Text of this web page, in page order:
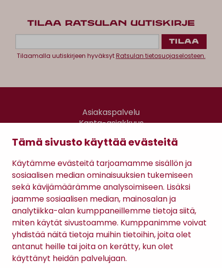
Tämä sivusto käyttää evästeitä
Käytämme evästeitä tarjoamamme sisällön ja
sosiaalisen median ominaisuuksien tukemiseen
sekä kävijämäärämme analysoimiseen. Lisäksi
jaamme sosiaalisen median, mainosalan ja
analytiikka-alan kumppaneillemme tietoja siitä,
miten käytät sivustoamme. Kumppanimme voivat
yhdistää näitä tietoja muihin tietoihin, joita olet
antanut heille tai joita on kerätty, kun olet
käyttänyt heidän palvelujaan.
TILAA RATSULAN UUTISKIRJE
Tilaamalla uutiskirjeen hyväksytRatsulan tietosuojaselosteen.
Asiakaspalvelu
Kanta-asiakkuus
Gomee Ratsula Café
Sopimusehdot
Tietosuojaseloste
Maksutavat